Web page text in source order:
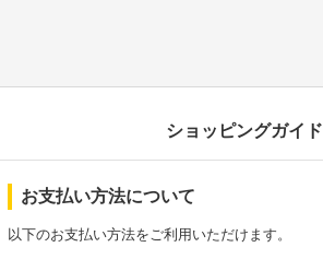
ショッピングガイド
お支払い方法について
以下のお支払い方法をご利用いただけます。